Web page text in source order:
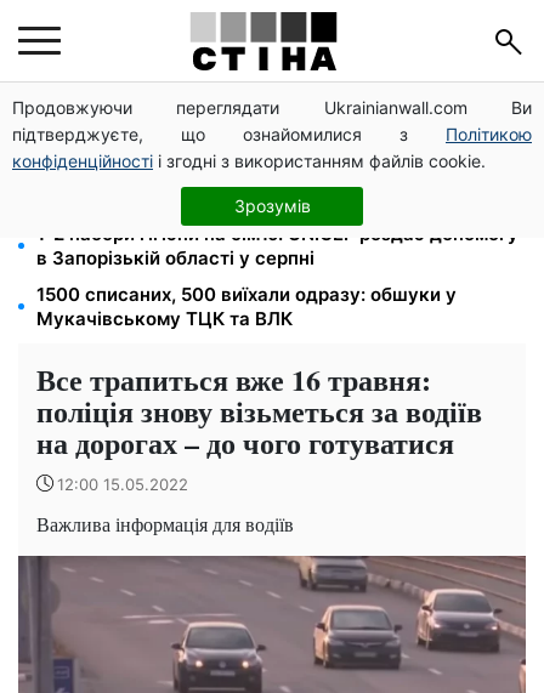
Продовжуючи переглядати Ukrainianwall.com Ви
підтверджуєте, що ознайомилися з Політикою
конфіденційності і згодні з використанням файлів cookie.
Зрозумів
Міст Метро частково перекриють 7-10 серпня:
водіям Києва радять планувати об'їзд
Депо Укрпошти знищено в Павлограді: двоє
загиблих, доставку пенсій відновлять резервом
1-2 набори гігієни на сім'ю: UNICEF роздає допомогу
в Запорізькій області у серпні
1500 списаних, 500 виїхали одразу: обшуки у
Мукачівському ТЦК та ВЛК
Все трапиться вже 16 травня:
поліція знову візьметься за водіїв
на дорогах – до чого готуватися
12:00 15.05.2022
Важлива інформація для водіїв